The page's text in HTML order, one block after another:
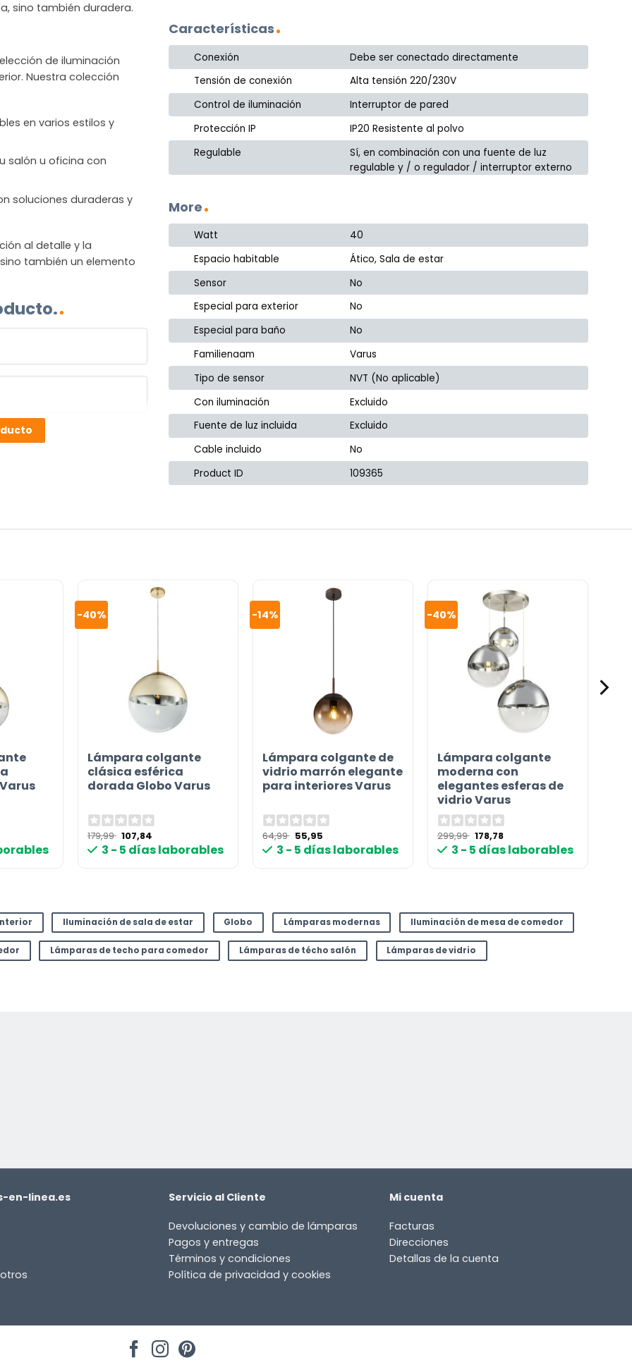
sino también duradera.
de iluminación
Nuestra colección
en varios estilos y
salón u oficina con
soluciones duraderas y
al detalle y la
también un elemento
Características
Conexión
Debe ser conectado directamente
Tensión de conexión
Alta tensión 220/230V
Control de iluminación
Interruptor de pared
Protección IP
IP20 Resistente al polvo
Regulable
Sí, en combinación con una fuente de luz
regulable y / o regulador / interruptor externo
More
Watt
40
Espacio habitable
Ático, Sala de estar
Sensor
No
Especial para exterior
No
Especial para baño
No
Familienaam
Varus
Tipo de sensor
NVT (No aplicable)
Con iluminación
Excluido
Fuente de luz incluida
Excluido
Cable incluido
No
Product ID
109365
-40%
Lámpara colgante
clásica esférica
dorada Globo Varus
179,99 El
precio
original
107,84
precio
actual
3 - 5 días laborables
-14%
Lámpara colgante de
vidrio marrón elegante
para interiores Varus
64,99 El
precio
original
55,95
precio
actual
3 - 5 días laborables
-40%
Lámpara colgante
moderna con
elegantes esferas de
vidrio Varus
299,99 El
precio
original
178,78
precio
actual
3 - 5 días laborables
Iluminación de sala de estar Globo Lámparas modernas Iluminación de mesa de comedor
Lámparas de techo para comedor Lámparas de técho salón Lámparas de vidrio
en-linea.es Servicio al Cliente
Devoluciones y cambio de lámparas
Pagos y entregas
Términos y condiciones
Política de privacidad y cookies
Mi cuenta
Facturas
Direcciones
Detallas de la cuenta